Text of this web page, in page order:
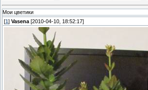
Мои цветики
[1] Vasena [2010-04-10, 18:52:17]